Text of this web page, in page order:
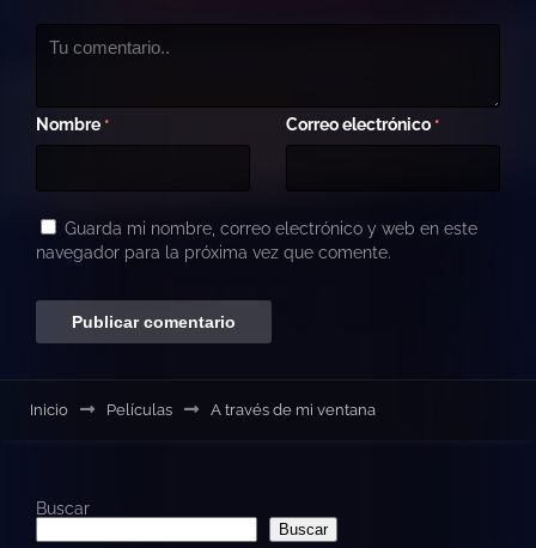
Nombre * Correo electrónico *
Guarda mi nombre, correo electrónico y web en este
navegador para la próxima vez que comente.
Inicio Películas A través de mi ventana
Buscar
Buscar